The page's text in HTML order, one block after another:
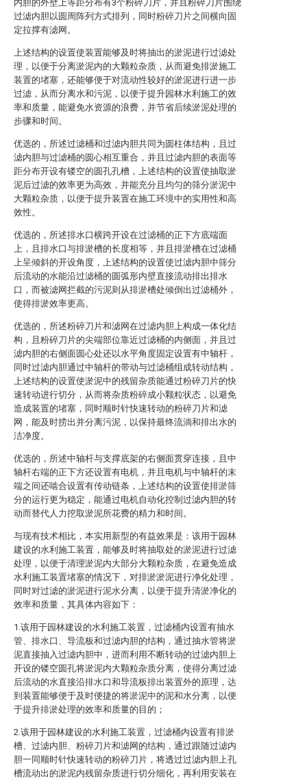
内胆的外壁上等距分布有3个粉碎刀片，并且粉碎刀片围绕
过滤内胆以圆周阵列方式排列，同时粉碎刀片之间横向固
定拉撑有滤网。
上述结构的设置使装置能够及时将抽出的淤泥进行过滤处
理，以便于分离淤泥内的大颗粒杂质，从而避免排淤施工
装置的堵塞，还能够便于对流动性较好的淤泥进行进一步
过滤，从而分离水和污泥，以便于提升园林水利施工的效
率和质量，能避免水资源的浪费，并节省后续淤泥处理的
步骤和时间。
优选的，所述过滤桶和过滤内胆共同为圆柱体结构，且过
滤内胆与过滤桶的圆心相互重合，并且过滤内胆的表面等
距分布开设有镂空的圆孔孔槽，上述结构的设置使抽取淤
泥后过滤的效率更为高效，并能充分且均匀的筛分淤泥中
大颗粒杂质，以便于提升装置在施工环境中的实用性和高
效性。
优选的，所述排水口横跨开设在过滤桶的正下方底端面
上，且排水口与排淤槽的长度相等，并且排淤槽在过滤桶
上呈倾斜的开设角度，上述结构的设置使过滤内胆中筛分
后流动的水能沿过滤桶的圆弧形内壁直接流动排出排水
口，而被滤网拦截的污泥则从排淤槽处倾倒出过滤桶外，
使得排淤效率更高。
优选的，所述粉碎刀片和滤网在过滤内胆上构成一体化结
构，且粉碎刀片的尖端部位靠近过滤桶的内侧面，并且过
滤内胆的右侧面圆心处还以水平角度固定设置有中轴杆，
同时过滤内胆通过中轴杆的带动与过滤桶组成转动结构，
上述结构的设置使淤泥中的残留杂质能通过粉碎刀片的快
速转动进行切分，从而将杂质粉碎成小颗粒状态，以避免
造成装置的堵塞，同时顺时针快速转动的粉碎刀片和滤
网，能及时捞出并分离污泥，以保持最终流淌和排出水的
洁净度。
优选的，所述中轴杆与支撑底架的右侧面贯穿连接，且中
轴杆右端的正下方还设置有电机，并且电机与中轴杆的末
端之间还啮合设置有传动链条，上述结构的设置使排淤筛
分的运行更为稳定，能通过电机自动化控制过滤内胆的转
动而替代人力挖取淤泥所花费的精力和时间。
与现有技术相比，本实用新型的有益效果是：该用于园林
建设的水利施工装置，能够及时将抽取处的淤泥进行过滤
处理，以便于清理淤泥内大部分大颗粒杂质，在避免造成
水利施工装置堵塞的情况下，对排淤淤泥进行净化处理，
同时对过滤的淤泥进行泥水分离，以便于提升清淤净化的
效率和质量，其具体内容如下：
1.该用于园林建设的水利施工装置，过滤桶内设置有抽水
管、排水口、导流板和过滤内胆的结构，通过抽水管将淤
泥直接抽入过滤内胆中，进而利用不断转动的过滤内胆上
开设的镂空圆孔将淤泥内大颗粒杂质分离，使得分离过滤
后流动的水直接沿排水口和导流板排出装置外的原理，达
到装置能够便于及时便捷的将淤泥中的泥和水分离，以便
于提升排淤处理的效率和质量的目的；
2.该用于园林建设的水利施工装置，过滤桶内设置有排淤
槽、过滤内胆、粉碎刀片和滤网的结构，通过跟随过滤内
胆一同顺时针快速转动的粉碎刀片，将透过过滤内胆上孔
槽流动出的淤泥内残留杂质进行切分细化，再利用安装在